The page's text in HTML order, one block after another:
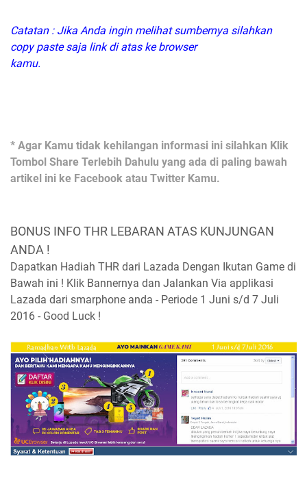
Catatan : Jika Anda ingin melihat sumbernya silahkan
copy paste saja link di atas ke browser
kamu.
* Agar Kamu tidak kehilangan informasi ini silahkan Klik
Tombol Share Terlebih Dahulu yang ada di paling bawah
artikel ini ke Facebook atau Twitter Kamu.
BONUS INFO THR LEBARAN ATAS KUNJUNGAN
ANDA !
Dapatkan Hadiah THR dari Lazada Dengan Ikutan Game di
Bawah ini ! Klik Bannernya dan Jalankan Via applikasi
Lazada dari smarphone anda - Periode 1 Juni s/d 7 Juli
2016 - Good Luck !